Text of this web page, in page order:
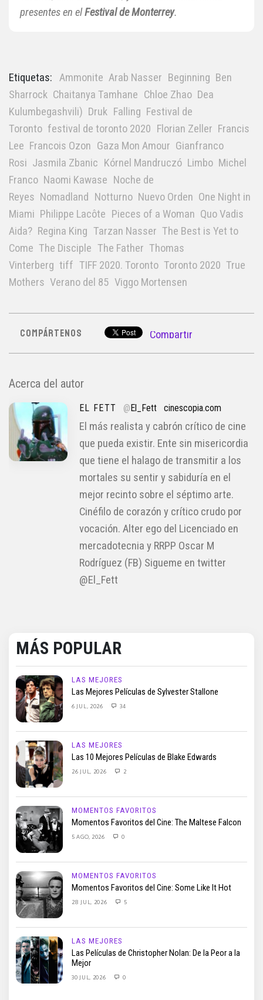
presentes en elFestival de Monterrey.
Etiquetas: Ammonite Arab Nasser Beginning Ben
Sharrock Chaitanya Tamhane Chloe Zhao Dea
Kulumbegashvili) Druk Falling Festival de
Toronto festival de toronto 2020 Florian Zeller Francis
Lee Francois Ozon Gaza Mon Amour Gianfranco
Rosi Jasmila Zbanic Kórnel Mandruczó Limbo Michel
Franco Naomi Kawase Noche de
Reyes Nomadland Notturno Nuevo Orden One Night in
Miami Philippe Lacôte Pieces of a Woman Quo Vadis
Aida? Regina King Tarzan Nasser The Best is Yet to
Come The Disciple The Father Thomas
Vinterberg tiff TIFF 2020. Toronto Toronto 2020 True
Mothers Verano del 85 Viggo Mortensen
COMPÁRTENOS Compartir
Acerca del autor
EL FETT @El_Fett cinescopia.com
El más realista y cabrón crítico de cine
que pueda existir. Ente sin misericordia
que tiene el halago de transmitir a los
mortales su sentir y sabiduría en el
mejor recinto sobre el séptimo arte.
Cinéfilo de corazón y crítico crudo por
vocación. Alter ego del Licenciado en
mercadotecnia y RRPP Oscar M
Rodríguez (FB) Sigueme en twitter
@El_Fett
MÁS POPULAR
LAS MEJORES
Las Mejores Películas de Sylvester Stallone
6 JUL, 2026 34
LAS MEJORES
Las 10 Mejores Películas de Blake Edwards
26 JUL, 2026 2
MOMENTOS FAVORITOS
Momentos Favoritos del Cine: The Maltese Falcon
5 AGO, 2026 0
MOMENTOS FAVORITOS
Momentos Favoritos del Cine: Some Like It Hot
28 JUL, 2026 5
LAS MEJORES
Las Películas de Christopher Nolan: De la Peor a la
Mejor
30 JUL, 2026 0